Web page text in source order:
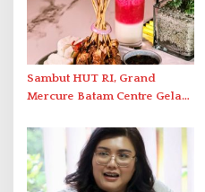
Sambut HUT RI, Grand
Mercure Batam Centre Gelar
Nusantara’